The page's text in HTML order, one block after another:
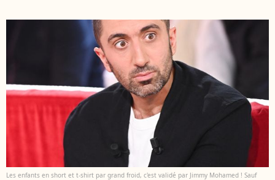
Les enfants en short et t-shirt par grand froid, c'est validé par Jimmy Mohamed ! Sauf